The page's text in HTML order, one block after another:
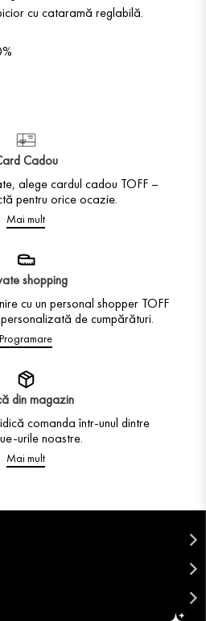
cu cataramă reglabilă.
Cadou
alege cardul cadou TOFF –
pentru orice ocazie.
Mai mult
shopping
cu un personal shopper TOFF
de cumpărături.
Programare
din magazin
comanda într-unul dintre
urile noastre.
Mai mult